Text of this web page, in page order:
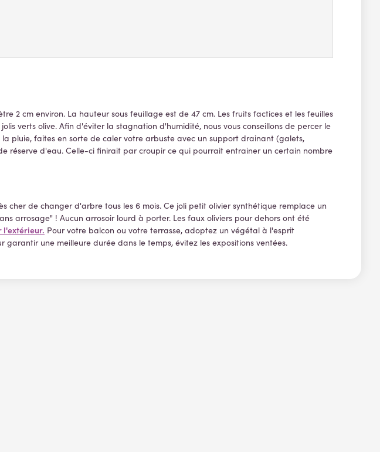
2 cm environ. La hauteur sous feuillage est de 47 cm. Les fruits factices et les feuilles
verts olive. Afin d'éviter la stagnation d'humidité, nous vous conseillons de percer le
la pluie, faites en sorte de caler votre arbuste avec un support drainant (galets,
réserve d'eau. Celle-ci finirait par croupir ce qui pourrait entrainer un certain nombre
de changer d'arbre tous les 6 mois. Ce joli petit olivier synthétique remplace un
arrosage" ! Aucun arrosoir lourd à porter. Les faux oliviers pour dehors ont été
l'extérieur. Pour votre balcon ou votre terrasse, adoptez un végétal à l'esprit
une meilleure durée dans le temps, évitez les expositions ventées.